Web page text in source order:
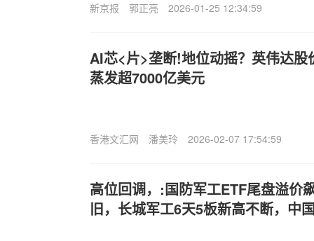
新京报 郭正亮 2026-01-25 12:34:59
AI芯<片>垄断!地位动摇？英伟达股
蒸发超7000亿美元
香港文汇网 潘美玲 2026-02-07 17:54:59
高位回调，:国防军工ETF尾盘溢价
旧，长城军工6天5板新高不断，中